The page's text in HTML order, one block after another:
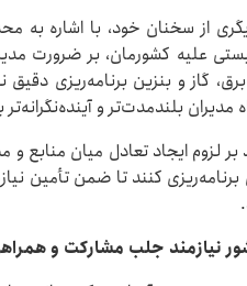
از سخنان خود، با اشاره به
علیه کشورمان، بر ضرورت
گاز و بنزین برنامه‌ریزی دقیق
مدیران بلندمدت‌تر و
لزوم ایجاد تعادل میان منابع و
کنند تا ضمن تأمین
نیازمند جلب مشارکت و